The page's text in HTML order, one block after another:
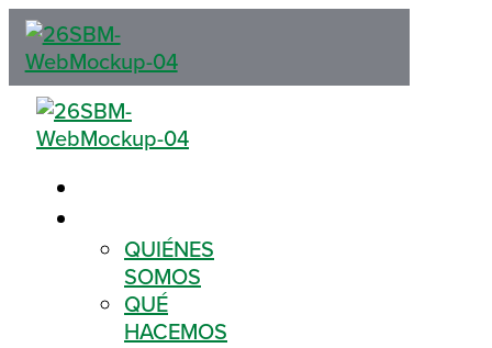
QUIÉNES
SOMOS
QUÉ
HACEMOS